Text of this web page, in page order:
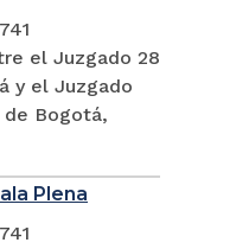
el Juzgado 28
y el Juzgado
Bogotá,
Plena